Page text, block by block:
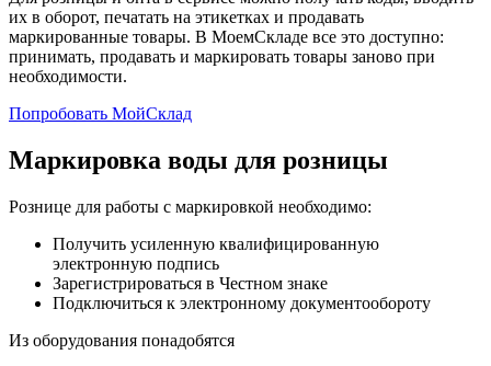
их в оборот, печатать на этикетках и продавать
маркированные товары. В МоемСкладе все это доступно:
принимать, продавать и маркировать товары заново при
необходимости.
Попробовать МойСклад
Маркировка воды для розницы
Рознице для работы с маркировкой необходимо:
Получить усиленную квалифицированную
электронную подпись
Зарегистрироваться в Честном знаке
Подключиться к электронному документообороту
Из оборудования понадобятся